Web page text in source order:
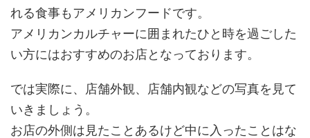
れる食事もアメリカンフードです。
アメリカンカルチャーに囲まれたひと時を過ごした
い方にはおすすめのお店となっております。
では実際に、店舗外観、店舗内観などの写真を見て
いきましょう。
お店の外側は見たことあるけど中に入ったことはな